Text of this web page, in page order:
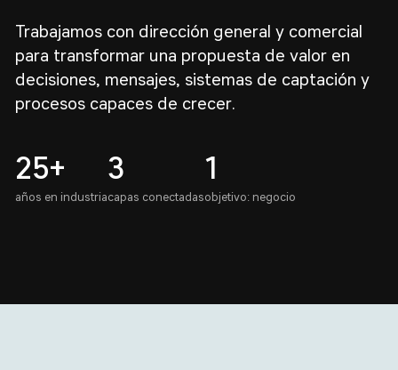
Trabajamos con dirección general y comercial
para transformar una propuesta de valor en
decisiones, mensajes, sistemas de captación y
procesos capaces de crecer.
25+
años en industria
3
capas conectadas
1
objetivo: negocio